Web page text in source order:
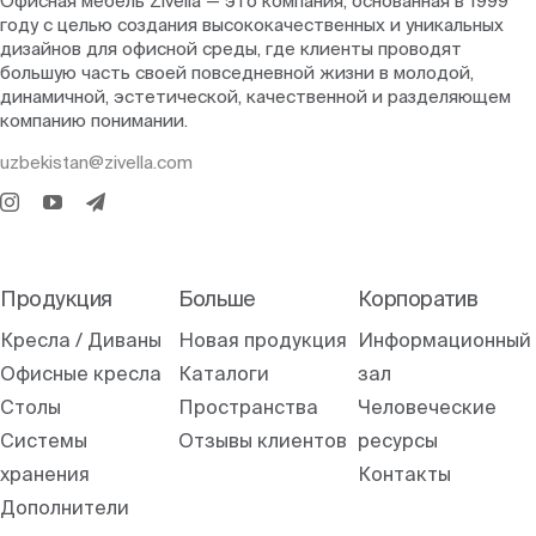
году с целью создания высококачественных и уникальных
дизайнов для офисной среды, где клиенты проводят
большую часть своей повседневной жизни в молодой,
динамичной, эстетической, качественной и разделяющем
компанию понимании.
uzbekistan@zivella.com
Продукция
Кресла / Диваны
Офисные кресла
Столы
Системы
хранения
Дополнители
Больше
Новая продукция
Каталоги
Пространства
Отзывы клиентов
Корпоратив
Информационный
зал
Человеческие
ресурсы
Контакты